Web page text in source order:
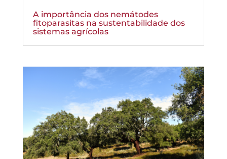
A importância dos nemátodes
fitoparasitas na sustentabilidade dos
sistemas agrícolas